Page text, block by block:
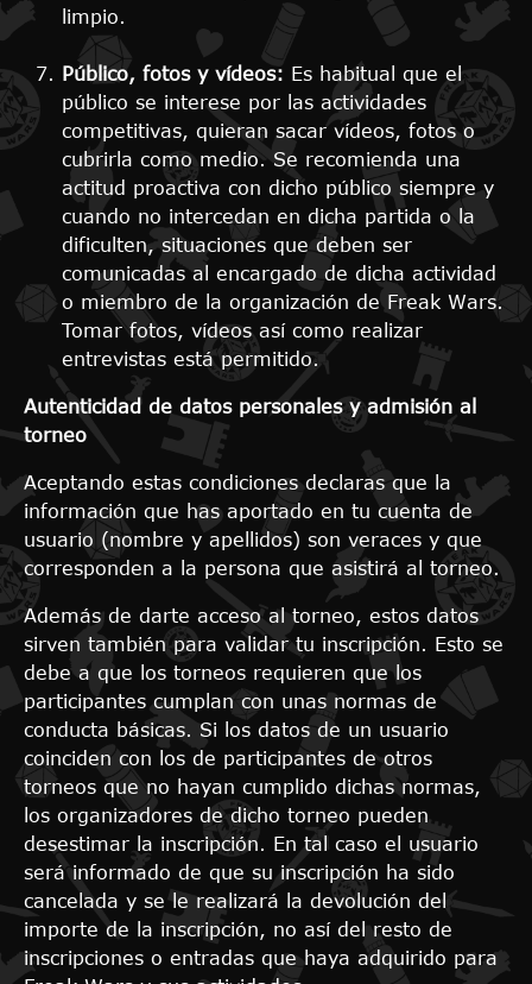
limpio.
Público, fotos y vídeos: Es habitual que el
público se interese por las actividades
competitivas, quieran sacar vídeos, fotos o
cubrirla como medio. Se recomienda una
actitud proactiva con dicho público siempre y
cuando no intercedan en dicha partida o la
dificulten, situaciones que deben ser
comunicadas al encargado de dicha actividad
o miembro de la organización de Freak Wars.
Tomar fotos, vídeos así como realizar
entrevistas está permitido.
Autenticidad de datos personales y admisión al
torneo
Aceptando estas condiciones declaras que la
información que has aportado en tu cuenta de
usuario (nombre y apellidos) son veraces y que
corresponden a la persona que asistirá al torneo.
Además de darte acceso al torneo, estos datos
sirven también para validar tu inscripción. Esto se
debe a que los torneos requieren que los
participantes cumplan con unas normas de
conducta básicas. Si los datos de un usuario
coinciden con los de participantes de otros
torneos que no hayan cumplido dichas normas,
los organizadores de dicho torneo pueden
desestimar la inscripción. En tal caso el usuario
será informado de que su inscripción ha sido
cancelada y se le realizará la devolución del
importe de la inscripción, no así del resto de
inscripciones o entradas que haya adquirido para